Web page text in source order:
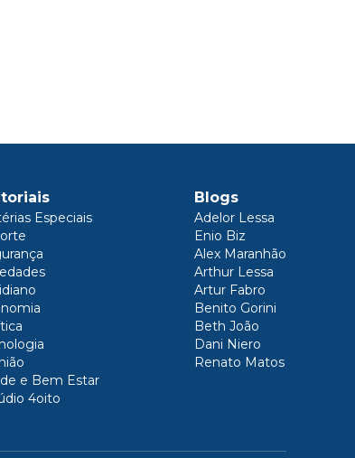
Especiais
e Bem Estar
4oito
Blogs
Adelor Lessa
Enio Biz
Alex Maranhão
Arthur Lessa
Artur Fabro
Benito Gorini
Beth João
Dani Niero
Renato Matos